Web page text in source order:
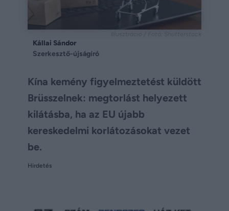
Kállai Sándor
Szerkesztő-újságíró
Kína kemény figyelmeztetést küldött
Brüsszelnek: megtorlást helyezett
kilátásba, ha az EU újabb
kereskedelmi korlátozásokat vezet
be.
Hirdetés